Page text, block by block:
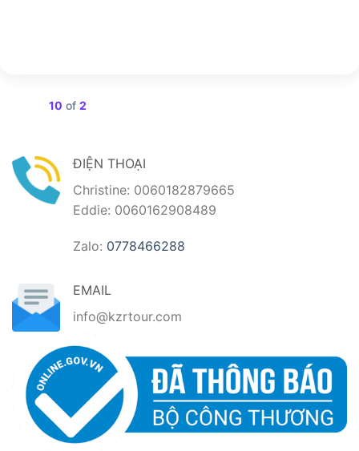
10 of 2
ĐIỆN THOẠI
Christine: 0060182879665
Eddie: 0060162908489
Zalo: 0778466288
EMAIL
info@kzrtour.com